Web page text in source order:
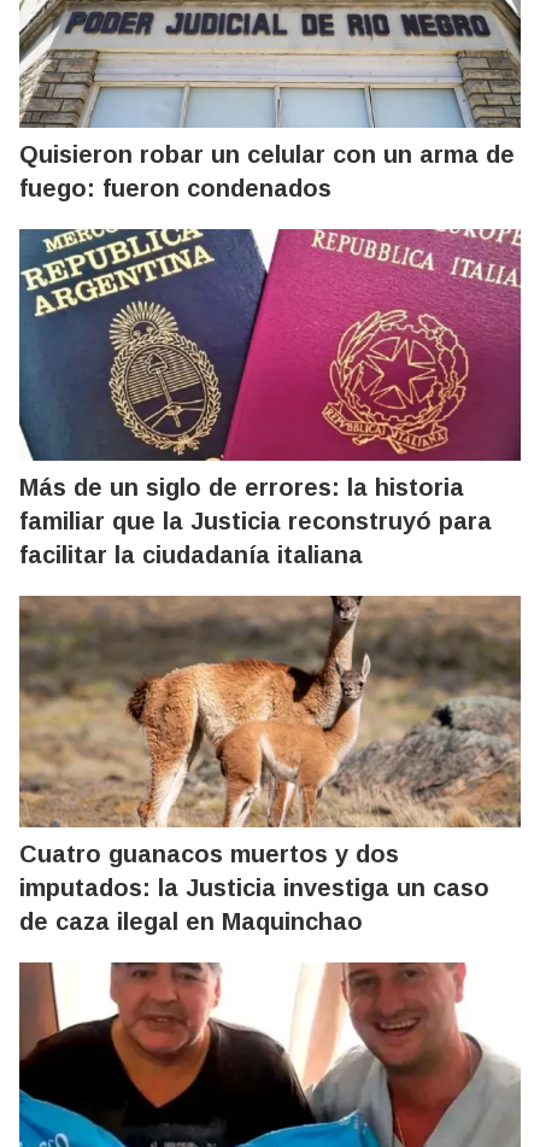
Quisieron robar un celular con un arma de
fuego: fueron condenados
Más de un siglo de errores: la historia
familiar que la Justicia reconstruyó para
facilitar la ciudadanía italiana
Cuatro guanacos muertos y dos
imputados: la Justicia investiga un caso
de caza ilegal en Maquinchao